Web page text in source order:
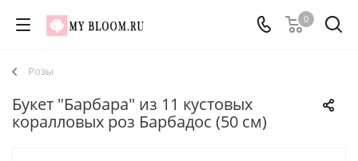
0
Розы
Букет "Барбара" из 11 кустовых
коралловых роз Барбадос (50 см)